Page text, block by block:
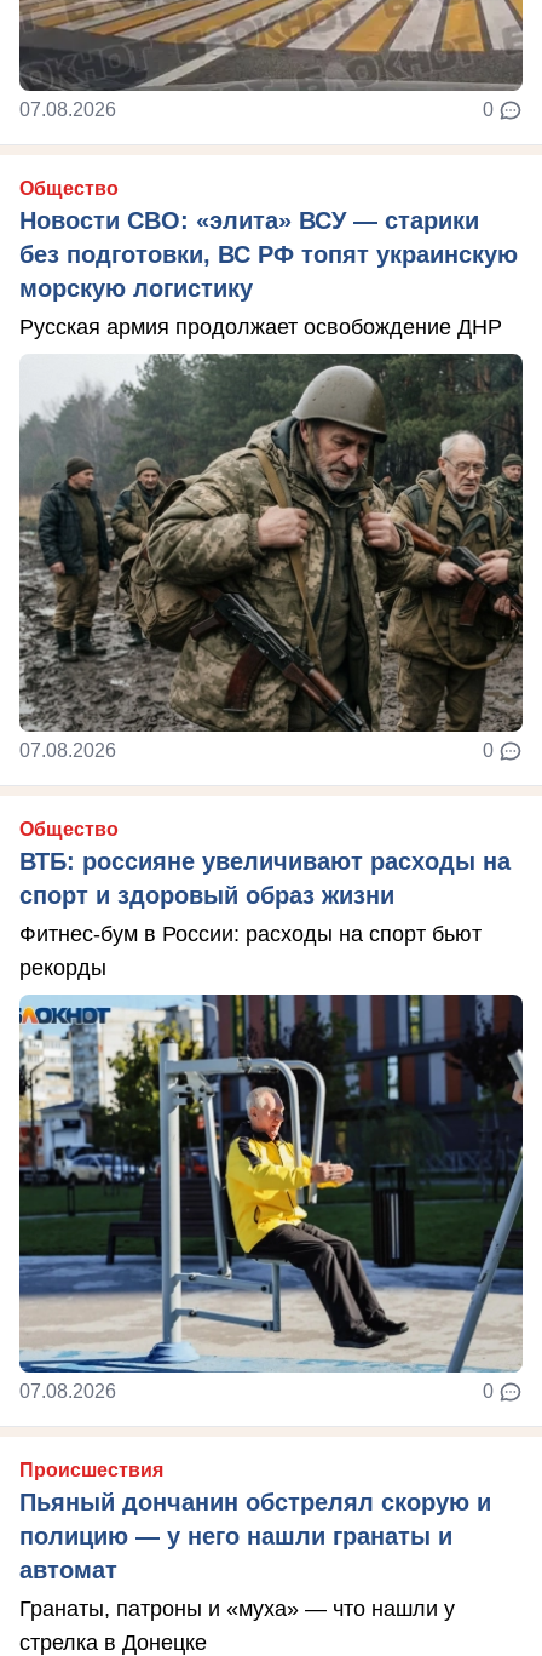
07.08.2026 0
Общество
Новости СВО: «элита» ВСУ — старики
без подготовки, ВС РФ топят украинскую
морскую логистику
Русская армия продолжает освобождение ДНР
07.08.2026 0
Общество
ВТБ: россияне увеличивают расходы на
спорт и здоровый образ жизни
Фитнес-бум в России: расходы на спорт бьют
рекорды
07.08.2026 0
Происшествия
Пьяный дончанин обстрелял скорую и
полицию — у него нашли гранаты и
автомат
Гранаты, патроны и «муха» — что нашли у
стрелка в Донецке